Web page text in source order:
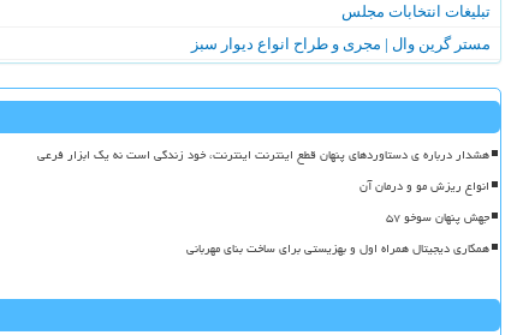
تبلیغات انتخابات مجلس
مستر گرین وال | مجری و طراح انواع دیوار سبز
هشدار درباره ی دستاوردهای پنهان قطع اینترنت اینترنت، خود زندگی است نه یک ابزار فرعی
انواع ریزش مو و درمان آن
جهش پنهان سوخو ۵۷
همکاری دیجیتال همراه اول و بهزیستی برای ساخت بنای مهربانی